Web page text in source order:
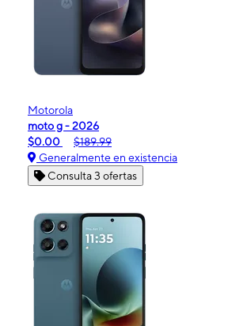
Motorola
moto g - 2026
$0.00
$189.99
Generalmente en existencia
Consulta 3 ofertas